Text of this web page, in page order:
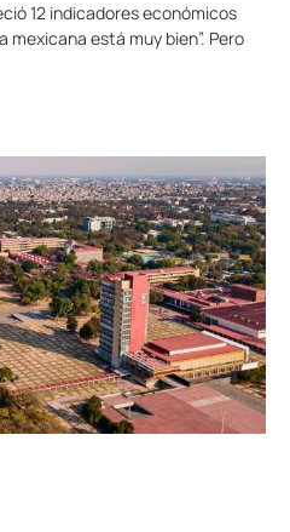
12 indicadores económicos
mexicana está muy bien”. Pero